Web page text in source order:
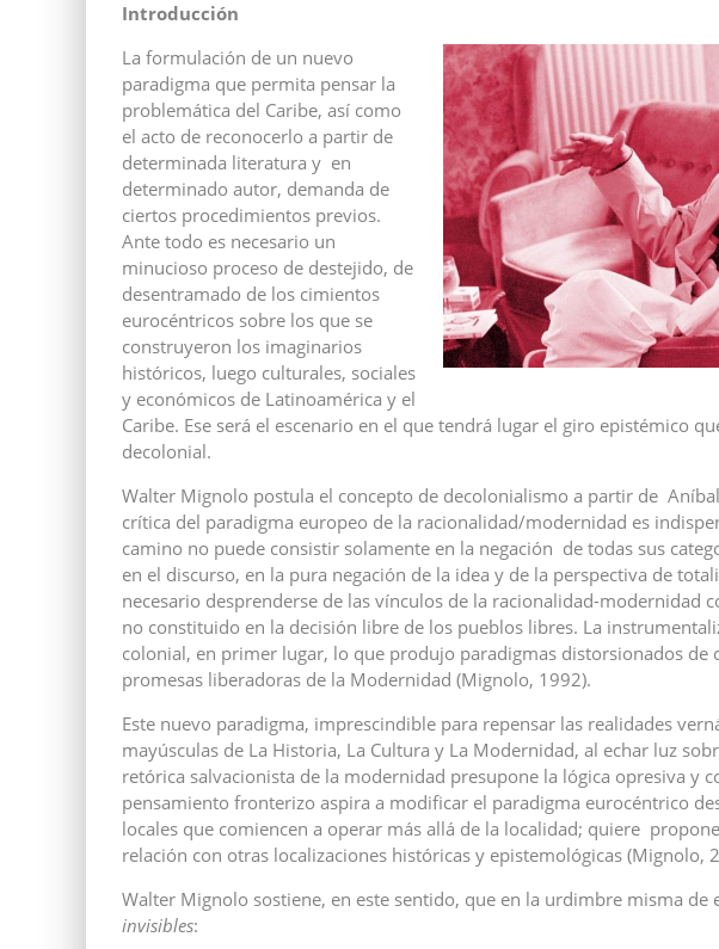
Introducción
La formulación de un nuevo
paradigma que permita pensar la
problemática del Caribe, así como
el acto de reconocerlo a partir de
determinada literatura y en
determinado autor, demanda de
ciertos procedimientos previos.
Ante todo es necesario un
minucioso proceso de destejido, de
desentramado de los cimientos
eurocéntricos sobre los que se
construyeron los imaginarios
históricos, luego culturales, sociales
y económicos de Latinoamérica y el
Caribe. Ese será el escenario en el que tendrá lugar el giro epistémico
decolonial.
Walter Mignolo postula el concepto de decolonialismo a partir de
crítica del paradigma europeo de la racionalidad/modernidad es
camino no puede consistir solamente en la negación de todas sus
en el discurso, en la pura negación de la idea y de la perspectiva de
necesario desprenderse de las vínculos de la racionalidad-modernidad
no constituido en la decisión libre de los pueblos libres. La
colonial, en primer lugar, lo que produjo paradigmas distorsionados de
promesas liberadoras de la Modernidad (Mignolo, 1992).
Este nuevo paradigma, imprescindible para repensar las realidades
mayúsculas de La Historia, La Cultura y La Modernidad, al echar luz
retórica salvacionista de la modernidad presupone la lógica opresiva y
pensamiento fronterizo aspira a modificar el paradigma eurocéntrico
locales que comiencen a operar más allá de la localidad; quiere
relación con otras localizaciones históricas y epistemológicas (Mignolo,
Walter Mignolo sostiene, en este sentido, que en la urdimbre misma de
invisibles: